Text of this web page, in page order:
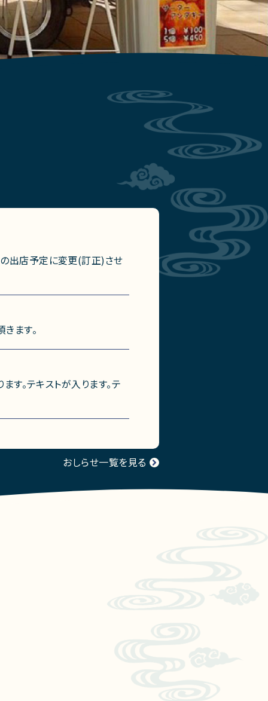
の出店予定に変更(訂正)させ
ます。
す。テキストが入ります。テ
おしらせ一覧を見る